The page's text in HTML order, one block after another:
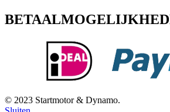
© 2023 Startmotor & Dynamo.